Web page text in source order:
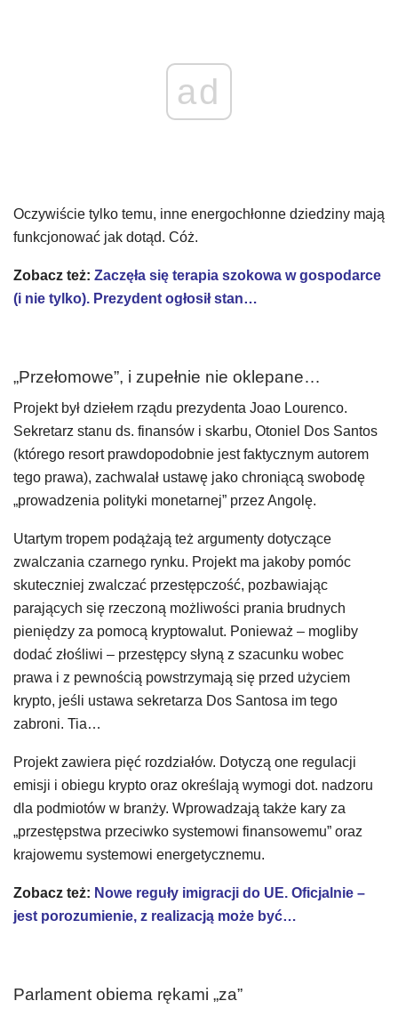
ad
Oczywiście tylko temu, inne energochłonne dziedziny mają
funkcjonować jak dotąd. Cóż.
Zobacz też: Zaczęła się terapia szokowa w gospodarce
(i nie tylko). Prezydent ogłosił stan…
„Przełomowe”, i zupełnie nie oklepane…
Projekt był dziełem rządu prezydenta Joao Lourenco.
Sekretarz stanu ds. finansów i skarbu, Otoniel Dos Santos
(którego resort prawdopodobnie jest faktycznym autorem
tego prawa), zachwalał ustawę jako chroniącą swobodę
„prowadzenia polityki monetarnej” przez Angolę.
Utartym tropem podążają też argumenty dotyczące
zwalczania czarnego rynku. Projekt ma jakoby pomóc
skuteczniej zwalczać przestępczość, pozbawiając
parających się rzeczoną możliwości prania brudnych
pieniędzy za pomocą kryptowalut. Ponieważ – mogliby
dodać złośliwi – przestępcy słyną z szacunku wobec
prawa i z pewnością powstrzymają się przed użyciem
krypto, jeśli ustawa sekretarza Dos Santosa im tego
zabroni. Tia…
Projekt zawiera pięć rozdziałów. Dotyczą one regulacji
emisji i obiegu krypto oraz określają wymogi dot. nadzoru
dla podmiotów w branży. Wprowadzają także kary za
„przestępstwa przeciwko systemowi finansowemu” oraz
krajowemu systemowi energetycznemu.
Zobacz też: Nowe reguły imigracji do UE. Oficjalnie –
jest porozumienie, z realizacją może być…
Parlament obiema rękami „za”